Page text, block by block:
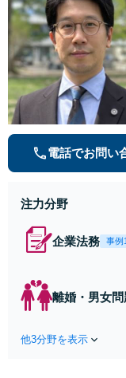
電話でお問い
注力分野
企業法務 事例
離婚・男女問
他3分野を表示